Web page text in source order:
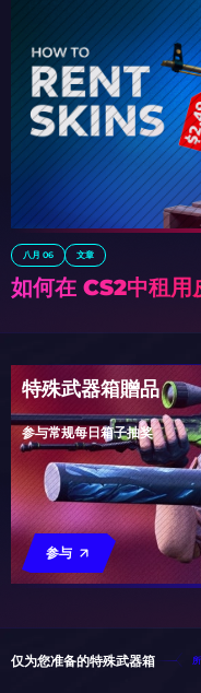
八月 06 文章
如何在 CS2中租
特殊武器箱贈品
参与常规每日箱子抽奖
参与
仅为您准备的特殊武器箱